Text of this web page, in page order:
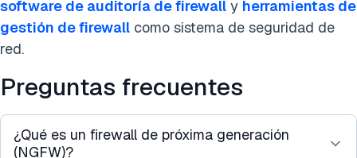
software de auditoría de firewall y herramientas de
gestión de firewall como sistema de seguridad de
red.
Preguntas frecuentes
¿Qué es un firewall de próxima generación
(NGFW)?